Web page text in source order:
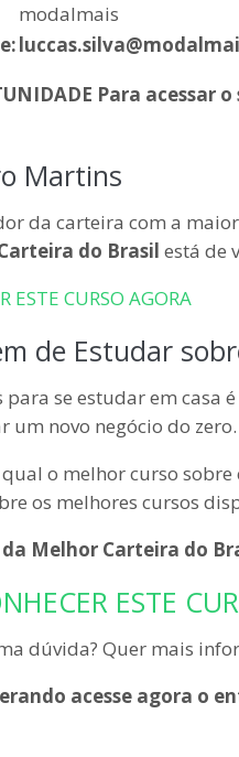
modalmais
Para
Martins
da carteira com a
do Brasil está de
ESTE CURSO AGORA
de Estudar
se estudar em casa
um novo negócio do zero.
o melhor curso
os melhores cursos
da Melhor Carteira do
ESTE
dúvida? Quer mais
acesse agora o